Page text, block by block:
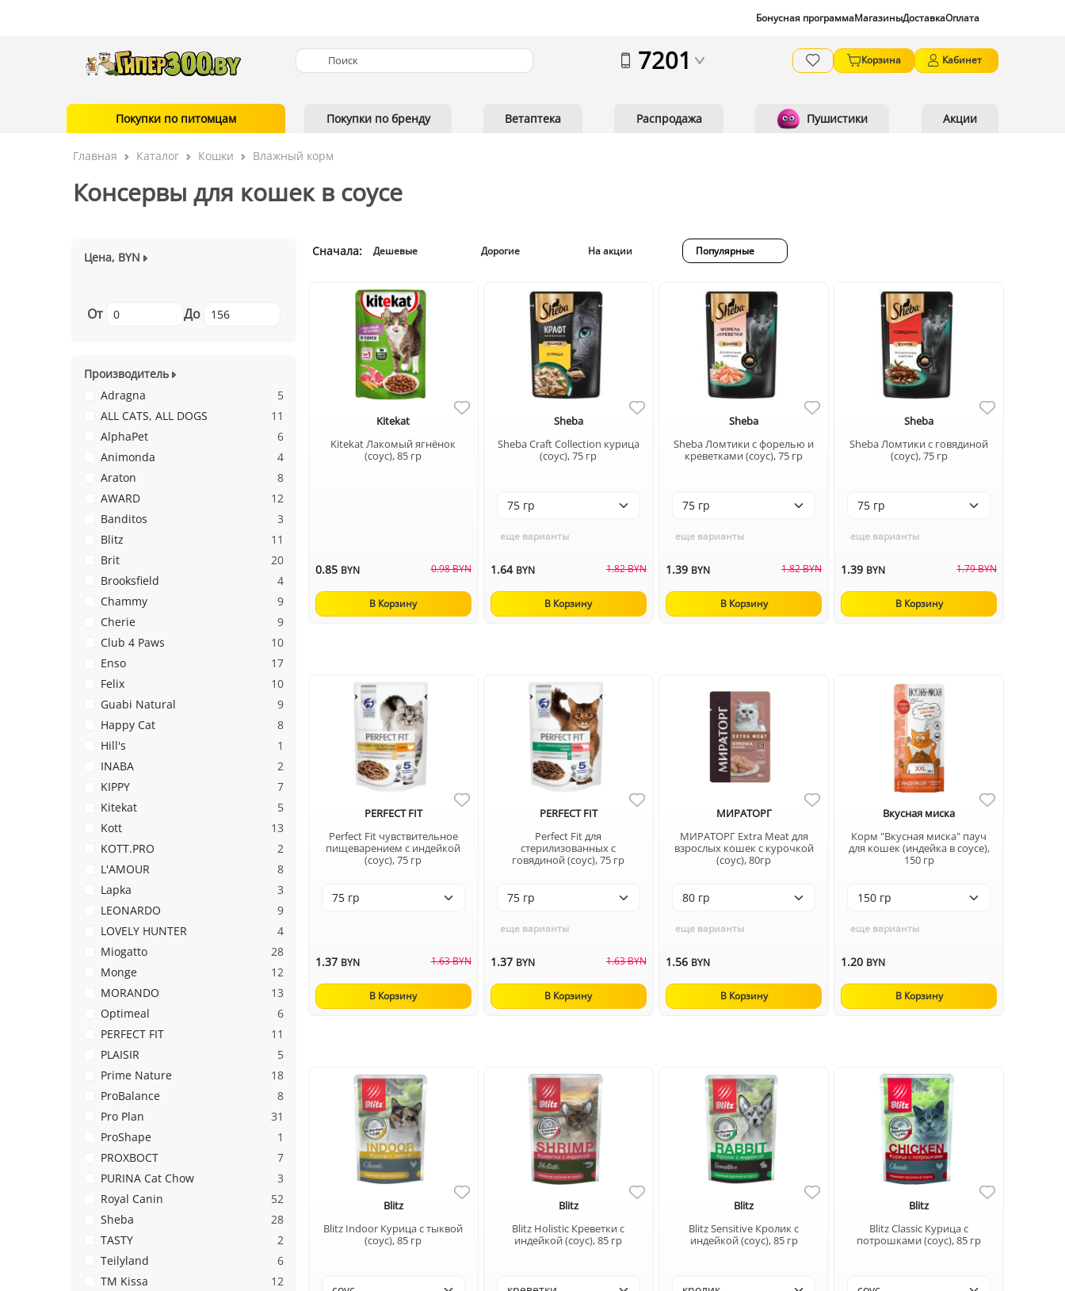
Бонусная программаМагазиныДоставкаОплата
7201 Корзина Кабинет
Покупки по питомцам Покупки по бренду Ветаптека Распродажа Пушистики Акции
Главная Каталог Кошки Влажный корм
Консервы для кошек в соусе
Цена, BYN
От До
Производитель
Adragna
5
ALL CATS, ALL DOGS
11
AlphaPet
6
Animonda
4
Araton
8
AWARD
12
Banditos
3
Blitz
11
Brit
20
Brooksfield
4
Chammy
9
Cherie
9
Club 4 Paws
10
Enso
17
Felix
10
Guabi Natural
9
Happy Cat
8
Hill's
1
INABA
2
KIPPY
7
Kitekat
5
Kott
13
KOTT.PRO
2
L'AMOUR
8
Lapka
3
LEONARDO
9
LOVELY HUNTER
4
Miogatto
28
Monge
12
MORANDO
13
Optimeal
6
PERFECT FIT
11
PLAISIR
5
Prime Nature
18
ProBalance
8
Pro Plan
31
ProShape
1
PROХВОСТ
7
PURINA Cat Chow
3
Royal Canin
52
Sheba
28
TASTY
2
Teilyland
6
TM Kissa
12
Сначала: Дешевые Дорогие На акции Популярные
Kitekat
Kitekat Лакомый ягнёнок
(соус), 85 гр
0.85 BYN 0.98 BYN
В Корзину
Sheba
Sheba Craft Collection курица
(соус), 75 гр
еще варианты
1.64 BYN 1.82 BYN
В Корзину
Sheba
Sheba Ломтики с форелью и
креветками (соус), 75 гр
еще варианты
1.39 BYN 1.82 BYN
В Корзину
Sheba
Sheba Ломтики с говядиной
(соус), 75 гр
еще варианты
1.39 BYN 1.79 BYN
В Корзину
PERFECT FIT
Perfect Fit чувствительное
пищеварением с индейкой
(соус), 75 гр
1.37 BYN 1.63 BYN
В Корзину
PERFECT FIT
Perfect Fit для
стерилизованных с
говядиной (соус), 75 гр
еще варианты
1.37 BYN 1.63 BYN
В Корзину
МИРАТОРГ
МИРАТОРГ Extra Meat для
взрослых кошек с курочкой
(соус), 80гр
еще варианты
1.56 BYN
В Корзину
Вкусная миска
Корм "Вкусная миска" пауч
для кошек (индейка в соусе),
150 гр
еще варианты
1.20 BYN
В Корзину
Blitz
Blitz Indoor Курица с тыквой
(соус), 85 гр
Blitz
Blitz Holistic Креветки с
индейкой (соус), 85 гр
Blitz
Blitz Sensitive Кролик с
индейкой (соус), 85 гр
Blitz
Blitz Classic Курица с
потрошками (соус), 85 гр